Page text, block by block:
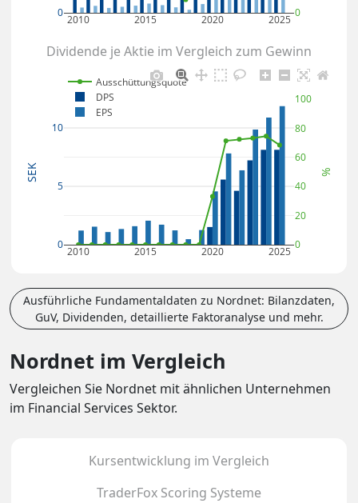
2010 2015 2020 2025
0 0
Dividende je Aktie im Vergleich zum Gewinn
2010 2015 2020 2025
0
5
10
0
20
40
60
80
100
Ausschüttungsquote
DPS
EPS
SEK %
Ausführliche Fundamentaldaten zu Nordnet: Bilanzdaten,
GuV, Dividenden, detaillierte Faktoranalyse und mehr.
Nordnet im Vergleich
Vergleichen Sie Nordnet mit ähnlichen Unternehmen
im Financial Services Sektor.
Kursentwicklung im Vergleich
TraderFox Scoring Systeme